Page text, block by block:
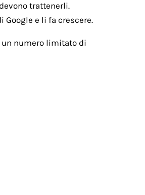
trattenerli.
e li fa crescere.
un numero limitato di